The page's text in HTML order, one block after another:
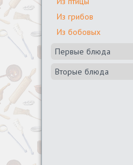
Из грибов
Из бобовых
Первые блюда
Вторые блюда